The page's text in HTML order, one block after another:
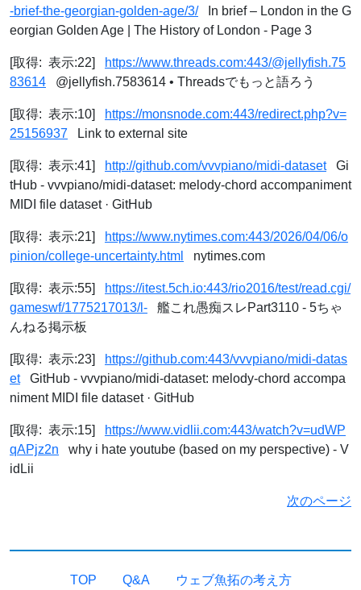
-brief-the-georgian-golden-age/3/In brief – London in the G
eorgian Golden Age | The History of London - Page 3
[取得: 表示:22]
https://www.threads.com:443/@jellyfish.75
83614 @jellyfish.7583614 • Threadsでもっと語ろう
[取得: 表示:10]
https://monsnode.com:443/redirect.php?v=
25156937 Link to external site
[取得: 表示:41] http://github.com/vvvpiano/midi-datasetGi
tHub - vvvpiano/midi-dataset: melody-chord accompaniment
MIDI file dataset · GitHub
[取得: 表示:21]
https://www.nytimes.com:443/2026/04/06/o
pinion/college-uncertainty.html
nytimes.com
[取得: 表示:55]
https://itest.5ch.io:443/rio2016/test/read.cgi/
gameswf/1775217013/l- 艦これ愚痴スレPart3110 - 5ちゃ
んねる掲示板
[取得: 表示:23]
https://github.com:443/vvvpiano/midi-datas
etGitHub - vvvpiano/midi-dataset: melody-chord accompa
niment MIDI file dataset · GitHub
[取得: 表示:15]
https://www.vidlii.com:443/watch?v=udWP
qAPjz2n why i hate youtube (based on my perspective) - V
idLii
次のページ
TOP Q&A ウェブ魚拓の考え方